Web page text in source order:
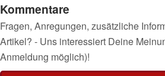
Kommentare
Fragen, Anregungen, zusätzliche
Artikel? - Uns interessiert Deine
Anmeldung möglich)!